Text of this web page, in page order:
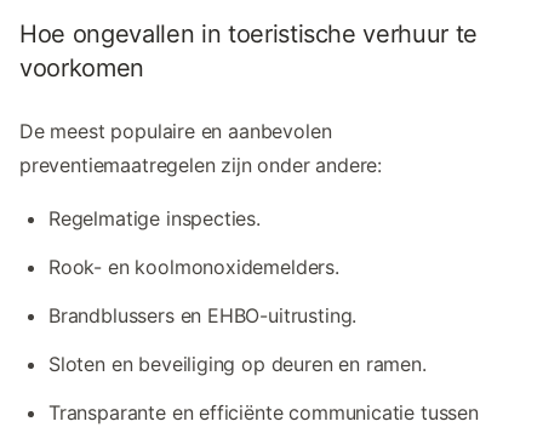
Hoe ongevallen in toeristische verhuur te
voorkomen
De meest populaire en aanbevolen
preventiemaatregelen zijn onder andere:
Regelmatige inspecties.
Rook- en koolmonoxidemelders.
Brandblussers en EHBO-uitrusting.
Sloten en beveiliging op deuren en ramen.
Transparante en efficiënte communicatie tussen